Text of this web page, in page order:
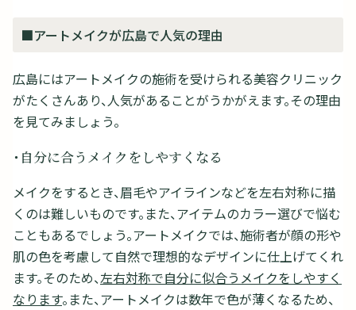
■アートメイクが広島で人気の理由
広島にはアートメイクの施術を受けられる美容クリニック
がたくさんあり、人気があることがうかがえます。その理由
を見てみましょう。
・自分に合うメイクをしやすくなる
メイクをするとき、眉毛やアイラインなどを左右対称に描
くのは難しいものです。また、アイテムのカラー選びで悩む
こともあるでしょう。アートメイクでは、施術者が顔の形や
肌の色を考慮して自然で理想的なデザインに仕上げてくれ
ます。そのため、左右対称で自分に似合うメイクをしやすく
なります。また、アートメイクは数年で色が薄くなるため、